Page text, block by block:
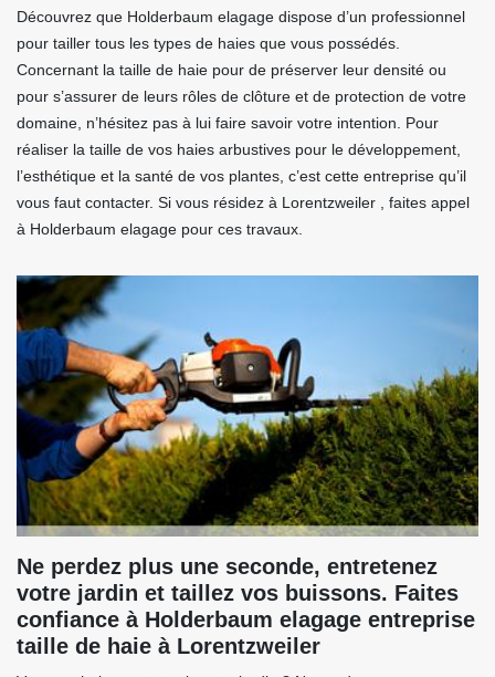
Découvrez que Holderbaum elagage dispose d’un professionnel
pour tailler tous les types de haies que vous possédés.
Concernant la taille de haie pour de préserver leur densité ou
pour s’assurer de leurs rôles de clôture et de protection de votre
domaine, n’hésitez pas à lui faire savoir votre intention. Pour
réaliser la taille de vos haies arbustives pour le développement,
l’esthétique et la santé de vos plantes, c’est cette entreprise qu’il
vous faut contacter. Si vous résidez à Lorentzweiler , faites appel
à Holderbaum elagage pour ces travaux.
Ne perdez plus une seconde, entretenez
votre jardin et taillez vos buissons. Faites
confiance à Holderbaum elagage entreprise
taille de haie à Lorentzweiler